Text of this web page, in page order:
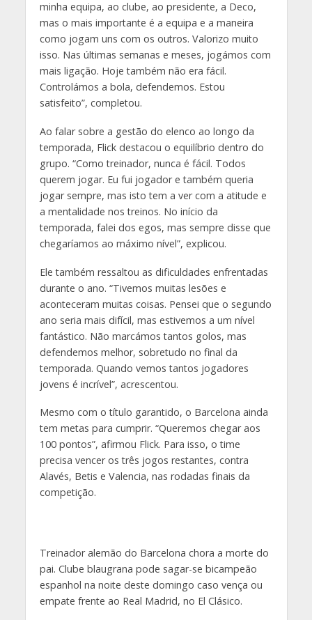
minha equipa, ao clube, ao presidente, a Deco,
mas o mais importante é a equipa e a maneira
como jogam uns com os outros. Valorizo muito
isso. Nas últimas semanas e meses, jogámos com
mais ligação. Hoje também não era fácil.
Controlámos a bola, defendemos. Estou
satisfeito”, completou.
Ao falar sobre a gestão do elenco ao longo da
temporada, Flick destacou o equilíbrio dentro do
grupo. “Como treinador, nunca é fácil. Todos
querem jogar. Eu fui jogador e também queria
jogar sempre, mas isto tem a ver com a atitude e
a mentalidade nos treinos. No início da
temporada, falei dos egos, mas sempre disse que
chegaríamos ao máximo nível”, explicou.
Ele também ressaltou as dificuldades enfrentadas
durante o ano. “Tivemos muitas lesões e
aconteceram muitas coisas. Pensei que o segundo
ano seria mais difícil, mas estivemos a um nível
fantástico. Não marcámos tantos golos, mas
defendemos melhor, sobretudo no final da
temporada. Quando vemos tantos jogadores
jovens é incrível”, acrescentou.
Mesmo com o título garantido, o Barcelona ainda
tem metas para cumprir. “Queremos chegar aos
100 pontos”, afirmou Flick. Para isso, o time
precisa vencer os três jogos restantes, contra
Alavés, Betis e Valencia, nas rodadas finais da
competição.
Treinador alemão do Barcelona chora a morte do
pai. Clube blaugrana pode sagar-se bicampeão
espanhol na noite deste domingo caso vença ou
empate frente ao Real Madrid, no El Clásico.